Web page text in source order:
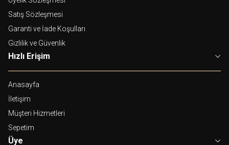
Satış Sözleşmesi
Garanti ve İade Koşulları
Gizlilik ve Güvenlik
Hızlı Erişim
Anasayfa
İletişim
Müşteri Hizmetleri
Sepetim
Üye